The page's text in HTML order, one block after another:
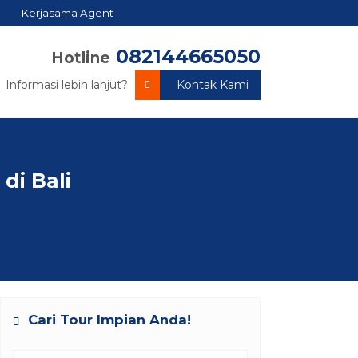
Kerjasama Agent
Hotline 082144665050
Informasi lebih lanjut? Kontak Kami
di Bali
Cari Tour Impian Anda!